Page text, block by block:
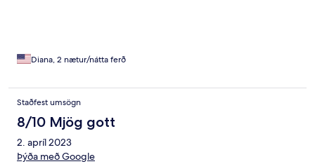
Diana, 2 nætur/nátta ferð
Staðfest umsögn
8/10 Mjög gott
2. apríl 2023
Þýða með Google